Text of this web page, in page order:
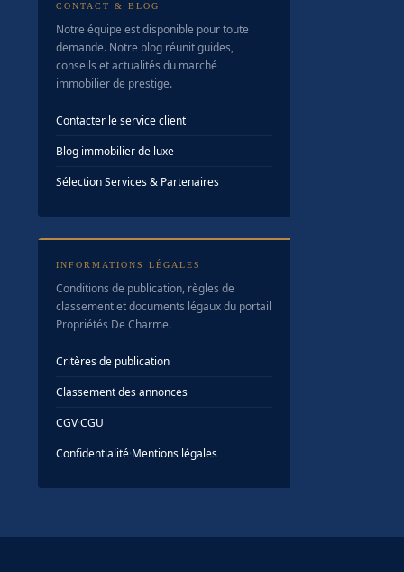
CONTACT & BLOG
Notre équipe est disponible pour toute
demande. Notre blog réunit guides,
conseils et actualités du marché
immobilier de prestige.
Contacter le service client
Blog immobilier de luxe
Sélection Services & Partenaires
INFORMATIONS LÉGALES
Conditions de publication, règles de
classement et documents légaux du portail
Propriétés De Charme.
Critères de publication
Classement des annonces
CGV·CGU
Confidentialité·Mentions légales